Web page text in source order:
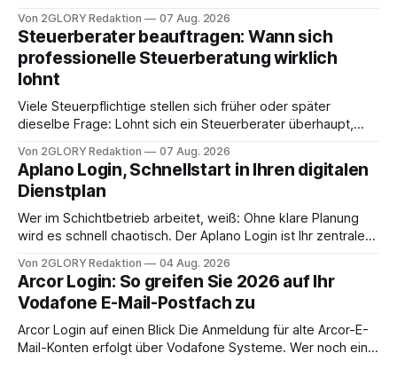
angewiesen ist, stellt sich für Familien eine schwierige
Frage: Muss die Versorgung dauerhaft in der Klinik bleiben –
oder ist ein Leben zu Hause möglich? Die außerklinische
Intensivpflege bietet genau diese Alternative: Sie
Von 2GLORY Redaktion 07 Aug. 2026
Steuerberater beauftragen: Wann sich
professionelle Steuerberatung wirklich
lohnt
Viele Steuerpflichtige stellen sich früher oder später
dieselbe Frage: Lohnt sich ein Steuerberater überhaupt,
erledigen? Die kurze Antwort: Bei einfachen
Einkommensverhältnissen reicht häufig eine Steuersoftware
aus – sobald jedoch mehrere Einkunftsarten
zusammentreffen oder größere finanzielle Veränderungen
anstehen, zahlt sich professionelle Unterstützung meist
Von 2GLORY Redaktion 07 Aug. 2026
Aplano Login, Schnellstart in Ihren digitalen
Dienstplan
Wer im Schichtbetrieb arbeitet, weiß: Ohne klare Planung
wird es schnell chaotisch. Der Aplano Login ist Ihr zentraler
abwesenheiten und die gesamte kommunikation rund um
Ihr personal digital zu organisieren. In diesem Leitfaden
erfahren Sie alles, was Sie für einen reibungslosen Einstieg
brauchen, von der Registrierung
Von 2GLORY Redaktion 04 Aug. 2026
Arcor Login: So greifen Sie 2026 auf Ihr
Vodafone E-Mail-Postfach zu
Arcor Login auf einen Blick Die Anmeldung für alte Arcor-E-
Mail-Konten erfolgt über Vodafone Systeme. Wer noch eine